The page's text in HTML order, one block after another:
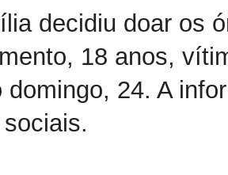
decidiu doar os
18 anos,
domingo, 24. A